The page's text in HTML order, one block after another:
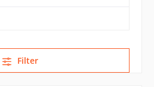
Filter